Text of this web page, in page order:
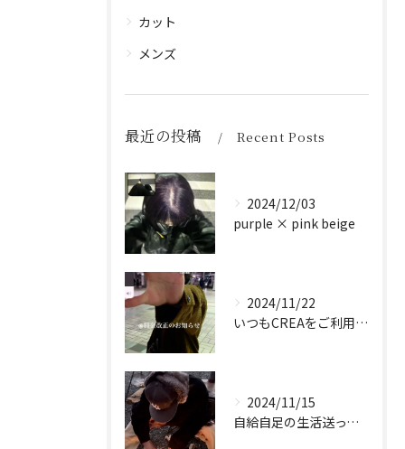
カット
メンズ
最近の投稿 Recent Posts
2024/12/03
purple × pink beige
2024/11/22
いつもCREAをご利用頂き誠に有難う御座います！
2024/11/15
自給自足の生活送ってます